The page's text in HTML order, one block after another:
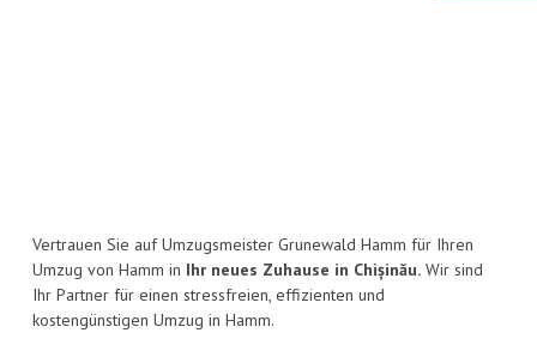
Vertrauen Sie auf Umzugsmeister Grunewald Hamm für Ihren
Umzug von Hamm in Ihr neues Zuhause in Chișinău. Wir sind
Ihr Partner für einen stressfreien, effizienten und
kostengünstigen Umzug in Hamm.